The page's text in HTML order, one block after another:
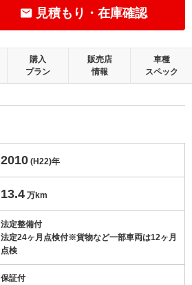
見積もり・在庫確認
購入
プラン
販売店
情報
車種
スペック
2010 (H22)年
13.4 万km
法定整備付
法定24ヶ月点検付※貨物など一部車両は12ヶ月
点検
保証付